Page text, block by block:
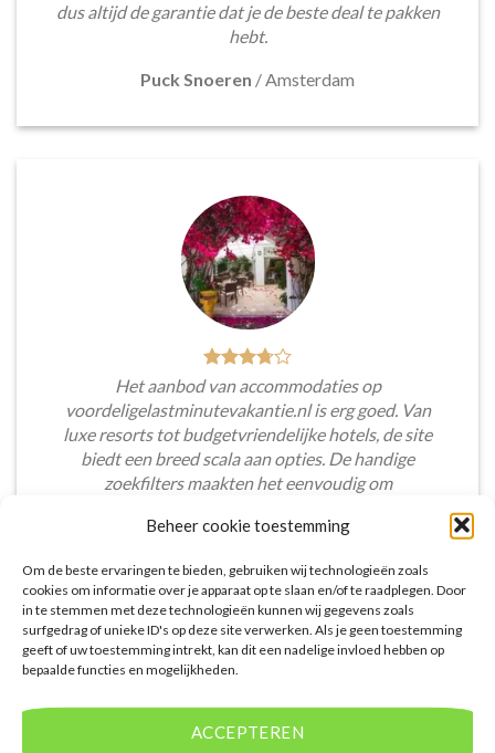
Beheer cookie toestemming
Om de beste ervaringen te bieden, gebruiken wij technologieën zoals
cookies om informatie over je apparaat op te slaan en/of te raadplegen. Door
in te stemmen met deze technologieën kunnen wij gegevens zoals
surfgedrag of unieke ID's op deze site verwerken. Als je geen toestemming
geeft of uw toestemming intrekt, kan dit een nadelige invloed hebben op
bepaalde functies en mogelijkheden.
ACCEPTEREN
dus altijd de garantie dat je de beste deal te pakken
hebt.
Puck Snoeren /Amsterdam
Het aanbod van accommodaties op
voordeligelastminutevakantie.nl is erg goed. Van
luxe resorts tot budgetvriendelijke hotels, de site
biedt een breed scala aan opties. De handige
zoekfilters maakten het eenvoudig om
voorkeuren en budget.
Tim Beukers/Tilburg